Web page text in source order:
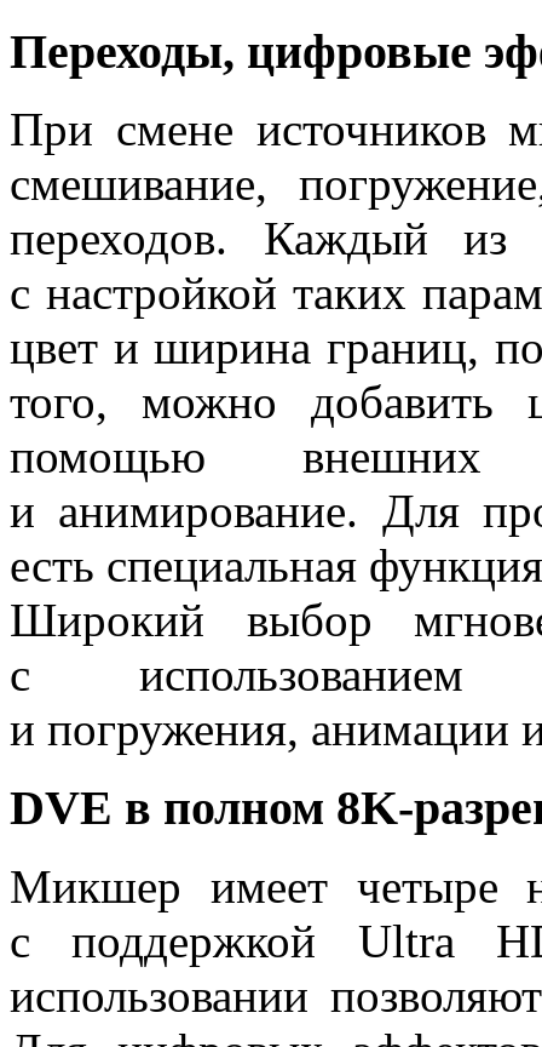
Переходы, цифровые
При смене источников
смешивание,
переходов. Каждый из
с настройкой таких
цвет и ширина границ,
того, можно добавить
помощью
и анимирование. Для
есть специальная
Широкий выбор
с использованием
и погружения, анимации
DVE в полном
Микшер имеет четыре
с поддержкой Ultra
использовании